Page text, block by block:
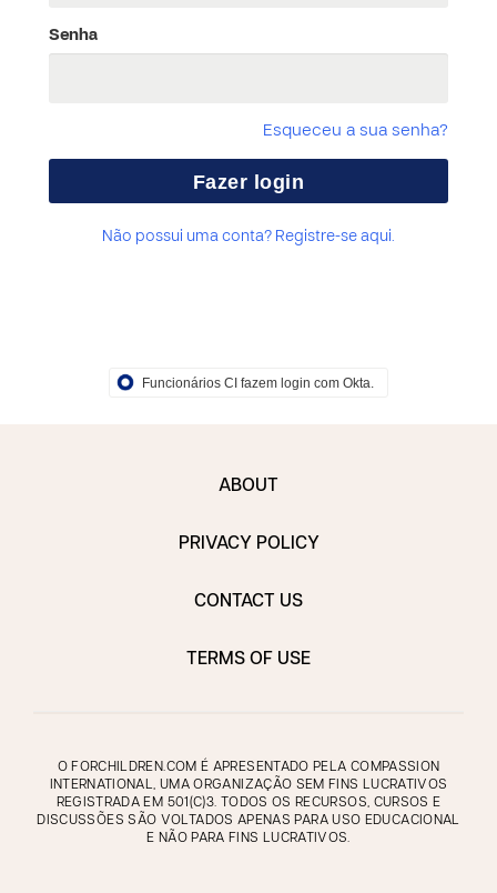
Senha
Esqueceu a sua senha?
Não possui uma conta? Registre-se aqui.
Funcionários CI fazem login com Okta.
ABOUT
PRIVACY POLICY
CONTACT US
TERMS OF USE
O FORCHILDREN.COM É APRESENTADO PELA COMPASSION
INTERNATIONAL, UMA ORGANIZAÇÃO SEM FINS LUCRATIVOS
REGISTRADA EM 501(C)3. TODOS OS RECURSOS, CURSOS E
DISCUSSÕES SÃO VOLTADOS APENAS PARA USO EDUCACIONAL
E NÃO PARA FINS LUCRATIVOS.